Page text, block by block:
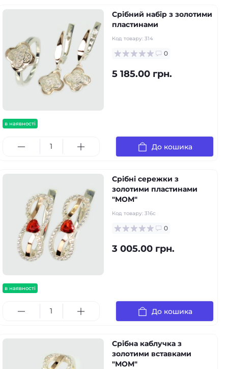
в наявності
Срібний набір з золотими
пластинами
Код товару: 314
0
5 185.00 грн.
До кошика
в наявності
Срібні сережки з
золотими пластинами
"MOM"
Код товару: 316с
0
3 005.00 грн.
До кошика
Срібна каблучка з
золотими вставками
"МOM"